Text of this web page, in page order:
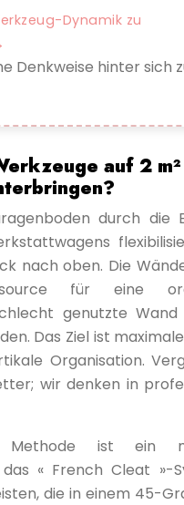
Dynamik zu
Denkweise hinter sich
auf 2 m²
durch die
nach oben. Die
für eine
genutzte
Das Ziel ist
Organisation.
wir denken in
ist ein
« French Cleat »-
die in einem 45-